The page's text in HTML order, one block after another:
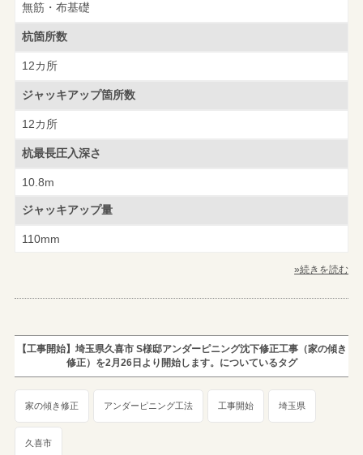
無筋・布基礎
杭箇所数
12カ所
ジャッキアップ箇所数
12カ所
杭最長圧入深さ
10.8m
ジャッキアップ量
110mm
»続きを読む
【工事開始】埼玉県久喜市 S様邸アンダーピニング沈下修正工事（家の傾き
修正）を2月26日より開始します。についているタグ
家の傾き修正 アンダーピニング工法 工事開始 埼玉県
久喜市